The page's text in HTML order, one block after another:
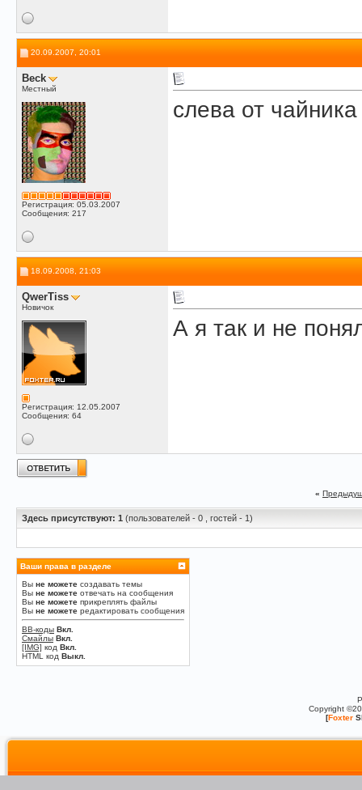
20.09.2007, 20:01
Beck
Местный
Регистрация: 05.03.2007
Сообщения: 217
слева от
18.09.2008, 21:03
QwerTiss
Новичок
Регистрация: 12.05.2007
Сообщения: 64
А я так и не
«
Здесь присутствуют: 1 (пользователей - 0 , гостей - 1)
Ваши права в разделе
Вы не можете создавать темы
Вы не можете отвечать на сообщения
Вы не можете прикреплять файлы
Вы не можете редактировать сообщения
BB-коды Вкл.
Смайлы Вкл.
[IMG] код Вкл.
HTML код Выкл.
Copyright
[Foxter